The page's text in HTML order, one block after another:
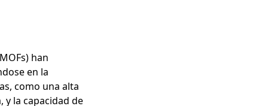
han
en la
como una alta
y la capacidad de